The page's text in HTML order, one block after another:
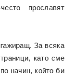
прославят
За всяка
като сме
начин, който би